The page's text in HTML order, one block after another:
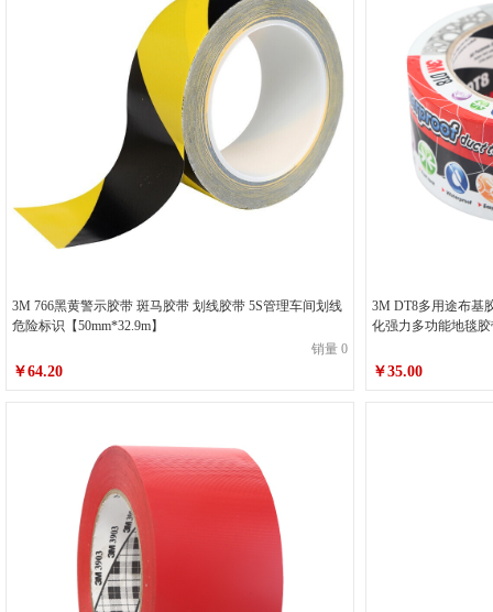
黑色 宽965mm*长50m 灰色 宽965mm*长50m 黑
橙色 宽38mm*长25m 橙色 宽25mm*长25m
70mm*33m 100mm*33m 红 黄
绿色 宽50mm*长50m 绿色 宽50mm*长25m 白
淡绿色 宽6mm*长66M 淡绿色 宽1270mm*长66m
黑色 宽38mm*长25m 黑色 宽19mm*长15m 黑色
3M 766黑黄警示胶带 斑马胶带 划线胶带 5S管理车间划线
危险标识【50mm*32.9m】
销量 0
￥64.20
3M DT8多用途布基
化强力多功能地毯
￥35.00